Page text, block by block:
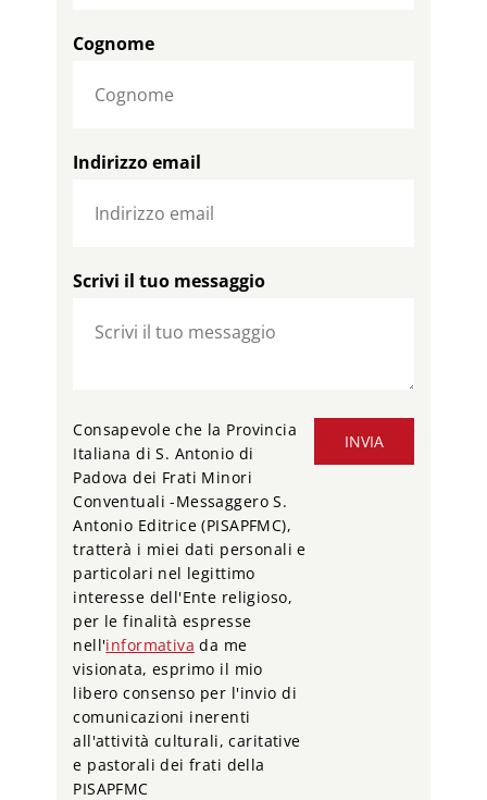
Cognome
Indirizzo email
Scrivi il tuo messaggio
INVIA
Consapevole che la Provincia
Italiana di S. Antonio di
Padova dei Frati Minori
Conventuali -Messaggero S.
Antonio Editrice (PISAPFMC),
tratterà i miei dati personali e
particolari nel legittimo
interesse dell'Ente religioso,
per le finalità espresse
nell'informativa da me
visionata, esprimo il mio
libero consenso per l'invio di
comunicazioni inerenti
all'attività culturali, caritative
e pastorali dei frati della
PISAPFMC